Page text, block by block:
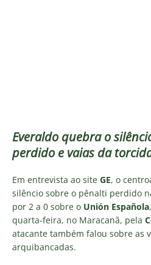
Everaldo quebra o
perdido e vaias da
Em entrevista ao site GE, o
silêncio sobre o pênalti perdido
por 2 a 0 sobre o Unión Española
quarta-feira, no Maracanã, pela
atacante também falou sobre as
arquibancadas.